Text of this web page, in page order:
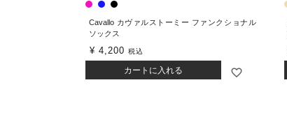
Cavallo カヴァルストーミー ファンクショナル
ソックス
¥ 4,200 税込
カートに入れる